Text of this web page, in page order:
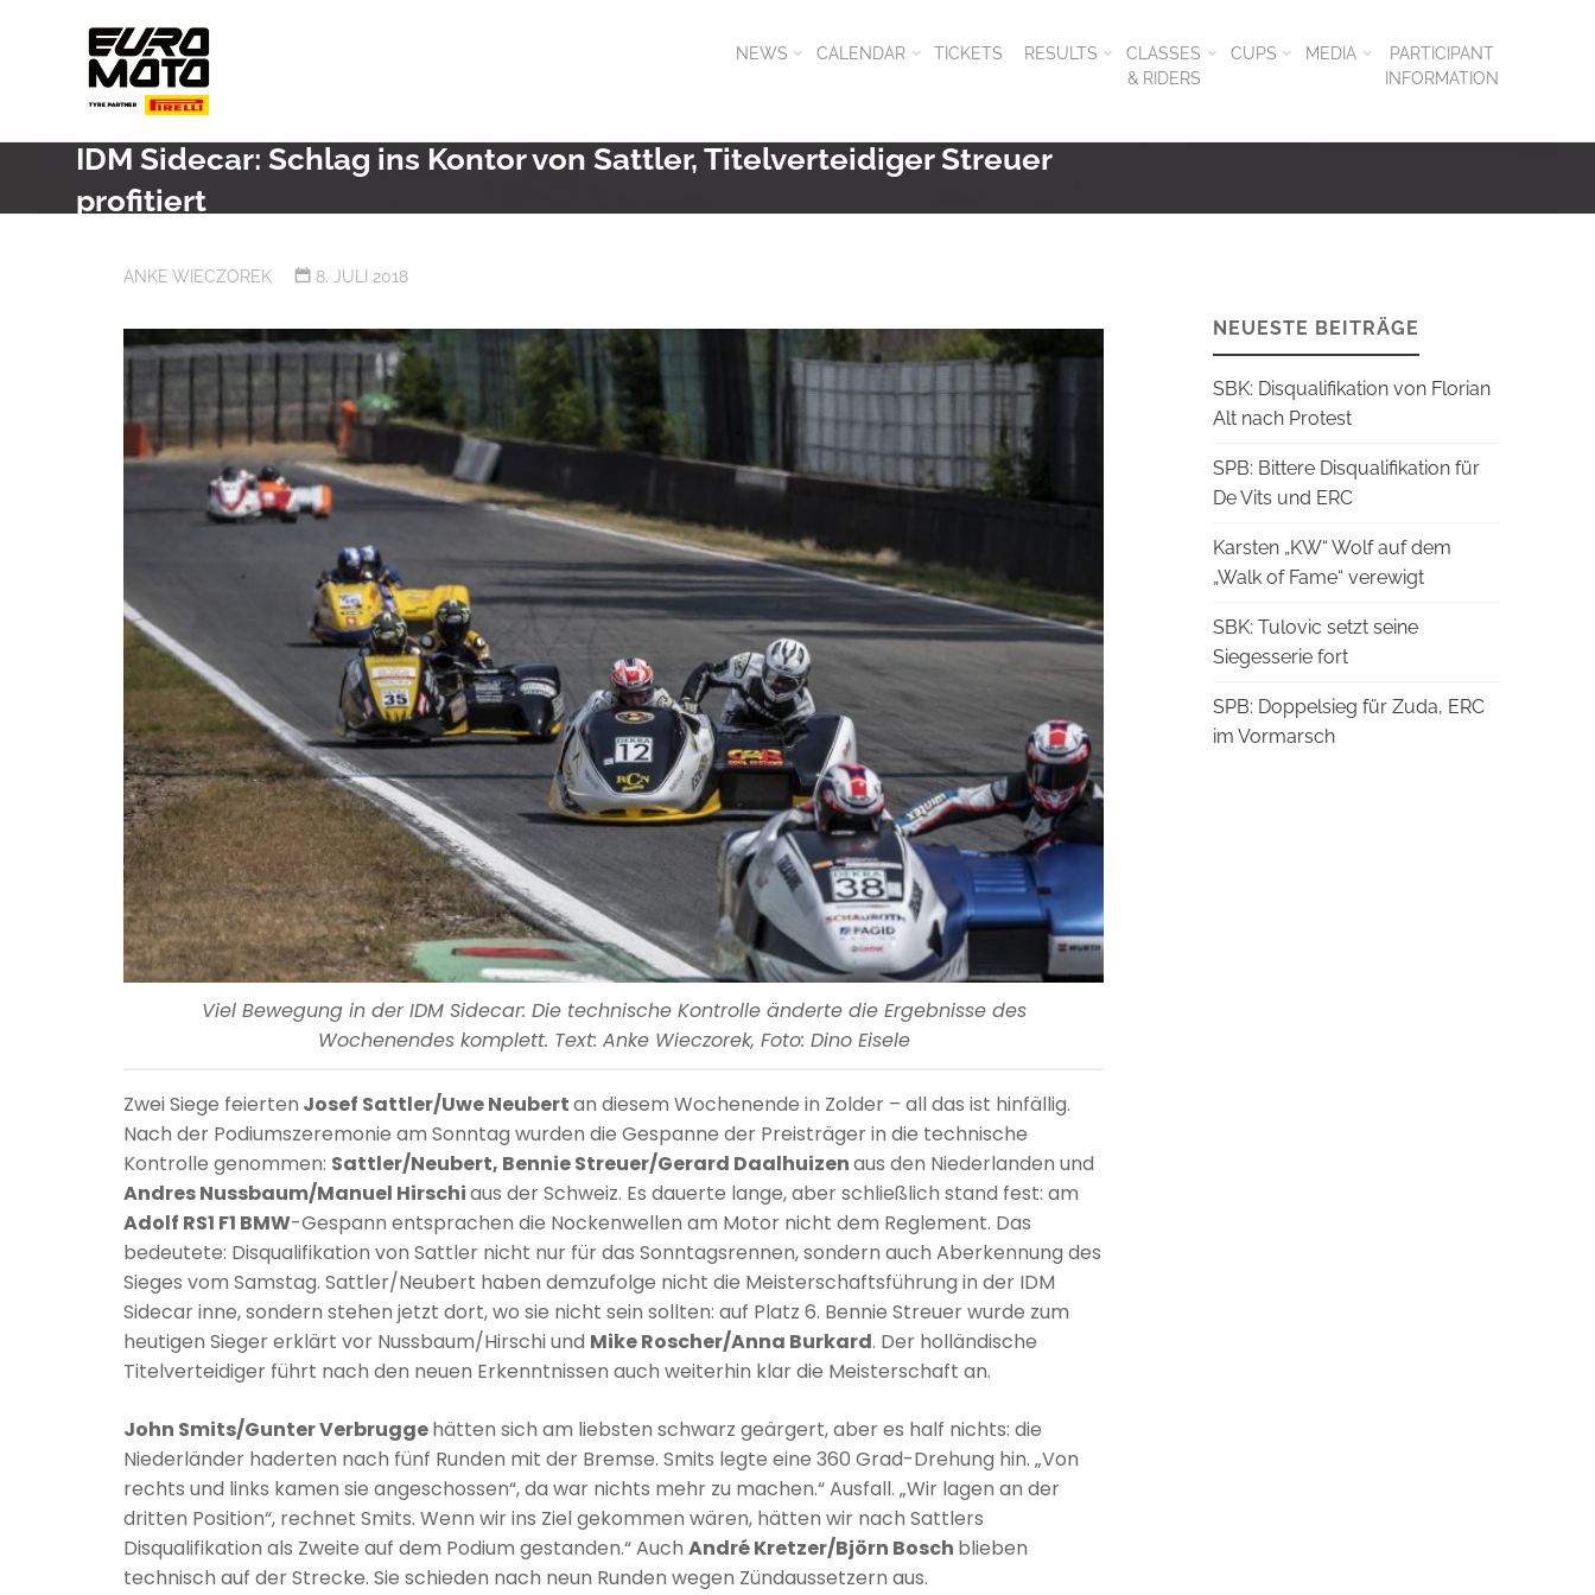
NEWS CALENDAR TICKETS RESULTS
CLASSES
& RIDERS
CUPS MEDIA
PARTICIPANT
INFORMATION
IDM Sidecar: Schlag ins Kontor von Sattler, Titelverteidiger Streuer
profitiert
ANKE WIECZOREK 8. JULI 2018
Viel Bewegung in der IDM Sidecar: Die technische Kontrolle änderte die Ergebnisse des
Wochenendes komplett. Text: Anke Wieczorek, Foto: Dino Eisele
Zwei Siege feierten Josef Sattler/Uwe Neubertan diesem Wochenende in Zolder – all das ist hinfällig.
Nach der Podiumszeremonie am Sonntag wurden die Gespanne der Preisträger in die technische
Kontrolle genommen: Sattler/Neubert, Bennie Streuer/Gerard Daalhuizenaus den Niederlanden und
Andres Nussbaum/Manuel Hirschiaus der Schweiz. Es dauerte lange, aber schließlich stand fest: am
Adolf RS1 F1 BMW-Gespann entsprachen die Nockenwellen am Motor nicht dem Reglement. Das
bedeutete: Disqualifikation von Sattler nicht nur für das Sonntagsrennen, sondern auch Aberkennung des
Sieges vom Samstag. Sattler/Neubert haben demzufolge nicht die Meisterschaftsführung in der IDM
Sidecar inne, sondern stehen jetzt dort, wo sie nicht sein sollten: auf Platz 6. Bennie Streuer wurde zum
heutigen Sieger erklärt vor Nussbaum/Hirschi und Mike Roscher/Anna Burkard. Der holländische
Titelverteidiger führt nach den neuen Erkenntnissen auch weiterhin klar die Meisterschaft an.
John Smits/Gunter Verbruggehätten sich am liebsten schwarz geärgert, aber es half nichts: die
Niederländer haderten nach fünf Runden mit der Bremse. Smits legte eine 360 Grad-Drehung hin. „Von
rechts und links kamen sie angeschossen“, da war nichts mehr zu machen.“ Ausfall. „Wir lagen an der
dritten Position“, rechnet Smits. Wenn wir ins Ziel gekommen wären, hätten wir nach Sattlers
Disqualifikation als Zweite auf dem Podium gestanden.“ Auch André Kretzer/Björn Bosch blieben
technisch auf der Strecke. Sie schieden nach neun Runden wegen Zündaussetzern aus.
NEUESTE BEITRÄGE
SBK: Disqualifikation von Florian
Alt nach Protest
SPB: Bittere Disqualifikation für
De Vits und ERC
Karsten „KW“ Wolf auf dem
„Walk of Fame“ verewigt
SBK: Tulovic setzt seine
Siegesserie fort
SPB: Doppelsieg für Zuda, ERC
im Vormarsch